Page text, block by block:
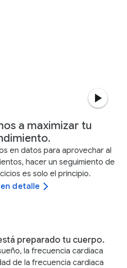
a maximizar tu
en datos para aprovechar al
hacer un seguimiento de
es solo el principio.
detalle
preparado tu cuerpo.
la frecuencia cardiaca
de la frecuencia cardiaca